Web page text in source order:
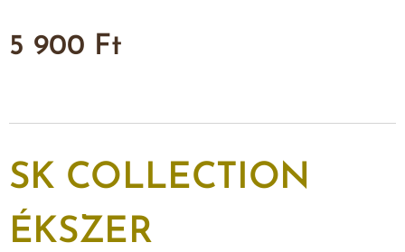
5 900 Ft
SK COLLECTION
ÉKSZER